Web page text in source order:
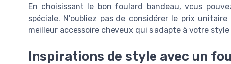
En choisissant le bon foulard bandeau, vous
spéciale. N'oubliez pas de considérer le prix
meilleur accessoire cheveux qui s'adapte à votre style
Inspirations de style avec un